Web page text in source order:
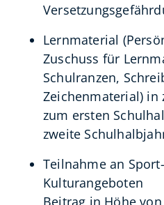
Lernmaterial
Zuschuss für
Schulranzen,
Zeichenmaterial) in
zum ersten
zweite
Teilnahme an
Kulturangeboten
Beitrag in Höhe